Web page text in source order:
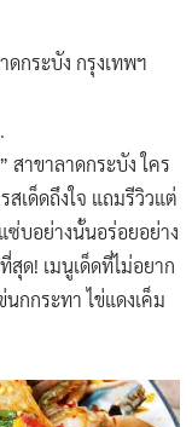
ดกระบัง กรุงเทพฯ
สาขาลาดกระบัง ใคร
สเด็ดถึงใจ แถมรีวิวแต่
บอย่างนั้นอร่อยอย่าง
ด! เมนูเด็ดที่ไม่อยาก
กกระทา ไข่แดงเค็ม